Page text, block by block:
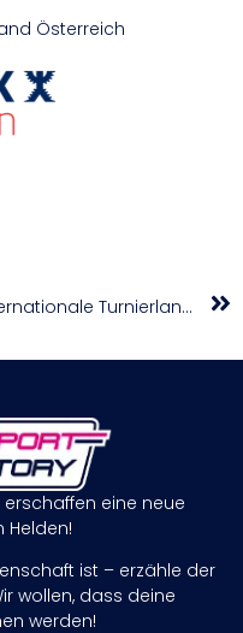
Österreich
Internationale Turnierlandschaft in Österreich im Aufwind
eine neue
Helden!
ist – erzähle der
wollen, dass deine
werden!